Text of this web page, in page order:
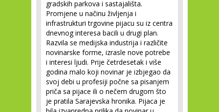
gradskih parkova i sastajališta.
Promjene u načinu življenja i
infrastrukturi trgovine pijacu su iz centra
dnevnog interesa bacili u drugi plan.
Razvila se medijska industrija i različite
novinarske forme, izrasle nove potrebe
i interesi ljudi. Prije četrdesetak i više
godina malo koji novinar je izbjegao da
svoj debi u profesiji počne sa pisanjem
priča sa pijace ili o nečem drugom što
je pratila Sarajevska hronika. Pijaca je